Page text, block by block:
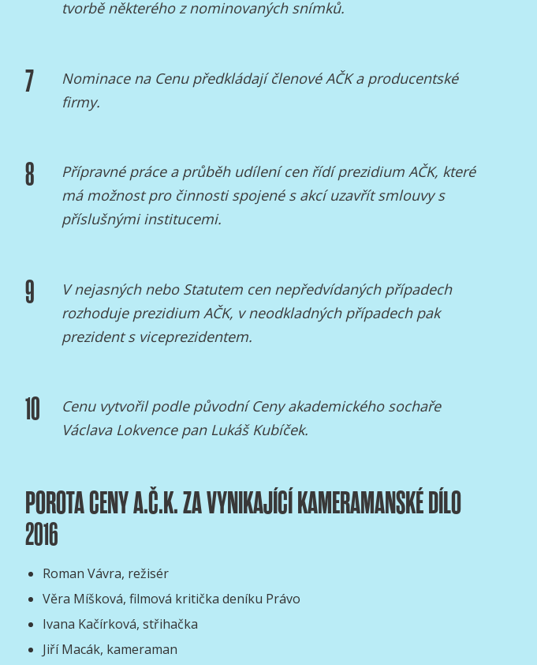
tvorbě některého z nominovaných snímků.
7
Nominace na Cenu předkládají členové AČK a producentské
firmy.
8
Přípravné práce a průběh udílení cen řídí prezidium AČK, které
má možnost pro činnosti spojené s akcí uzavřít smlouvy s
příslušnými institucemi.
9
V nejasných nebo Statutem cen nepředvídaných případech
rozhoduje prezidium AČK, v neodkladných případech pak
prezident s viceprezidentem.
10
Cenu vytvořil podle původní Ceny akademického sochaře
Václava Lokvence pan Lukáš Kubíček.
POROTA CENY A.Č.K. ZA VYNIKAJÍCÍ KAMERAMANSKÉ DÍLO
2016
Roman Vávra, režisér
Věra Míšková, filmová kritička deníku Právo
Ivana Kačírková, střihačka
Jiří Macák, kameraman